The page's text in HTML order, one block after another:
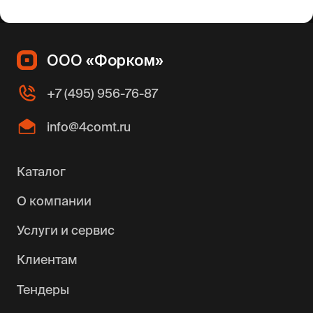
ООО «Форком»
+7 (495) 956-76-87
info@4comt.ru
Каталог
О компании
Услуги и сервис
Клиентам
Тендеры